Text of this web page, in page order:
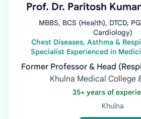
Prof. Dr. Paritosh
MBBS, BCS (Health), DTCD,
Cardiology)
Chest Diseases, Asthma &
Specialist Experienced in
Former Professor & Head
Khulna Medical College
35+ years of
Khulna